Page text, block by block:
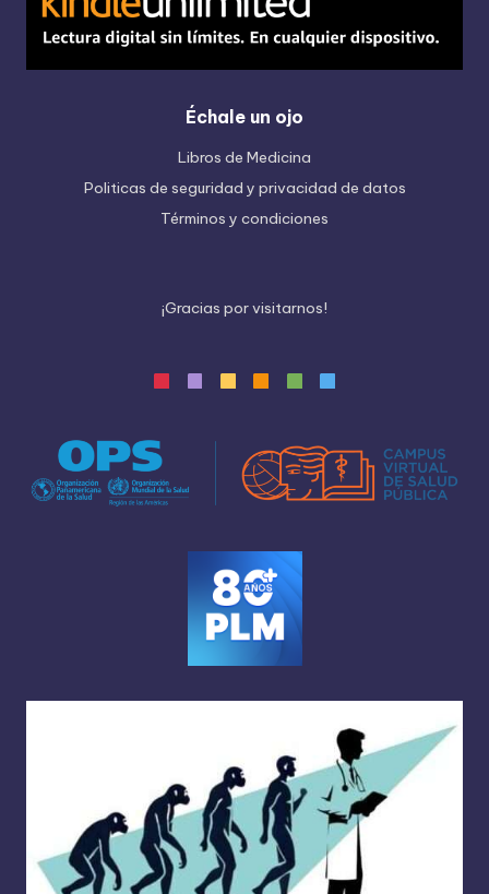
Échale un ojo
Libros de Medicina
Politicas de seguridad y privacidad de datos
Términos y condiciones
¡Gracias porvisitarnos!